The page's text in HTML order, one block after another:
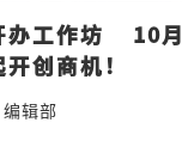
办工作坊    10月
创商机！
编辑部